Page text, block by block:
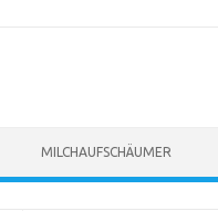
MILCHAUFSCHÄUMER